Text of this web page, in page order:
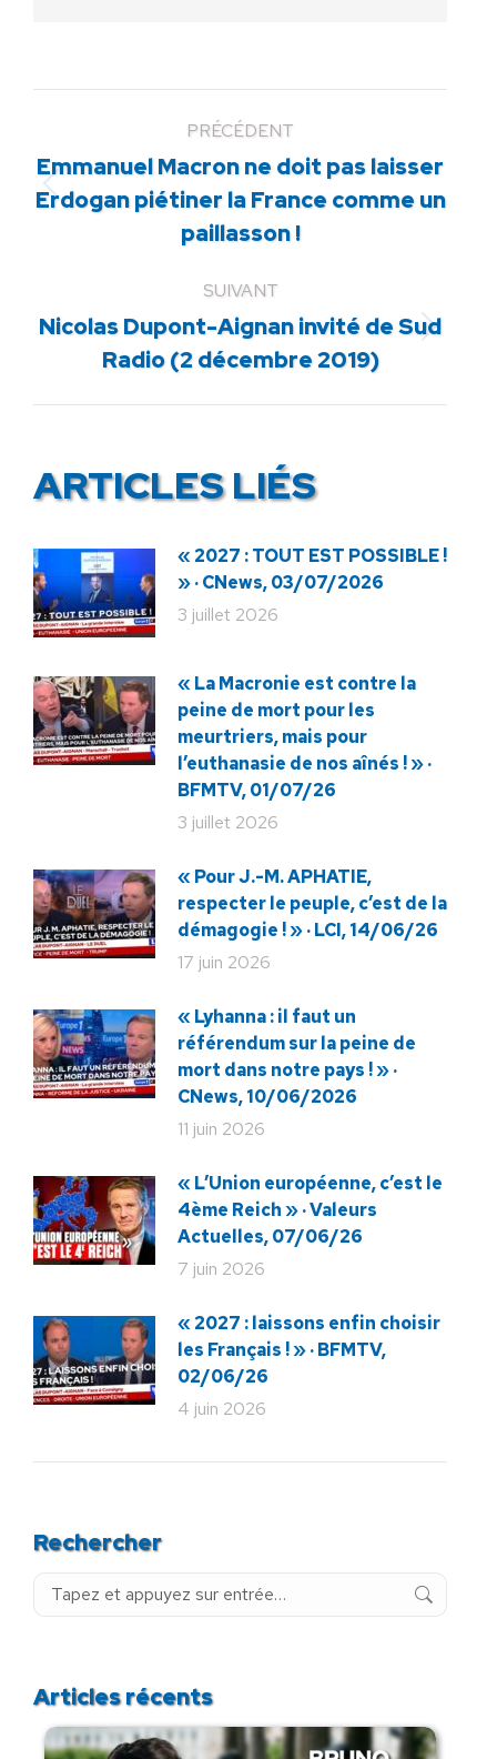
PRÉCÉDENT
Article
précédent
:
Emmanuel Macron ne doit pas laisser
Erdogan piétiner la France comme un
paillasson !
SUIVANT
Article
suivant
Nicolas Dupont-Aignan invité de Sud
Radio (2 décembre 2019)
ARTICLES LIÉS
« 2027 : TOUT EST POSSIBLE !
» · CNews, 03/07/2026
3 juillet 2026
« La Macronie est contre la
peine de mort pour les
meurtriers, mais pour
l’euthanasie de nos aînés ! » ·
BFMTV, 01/07/26
3 juillet 2026
« Pour J.-M. APHATIE,
respecter le peuple, c’est de la
démagogie ! » · LCI, 14/06/26
17 juin 2026
« Lyhanna : il faut un
référendum sur la peine de
mort dans notre pays ! » ·
CNews, 10/06/2026
11 juin 2026
« L’Union européenne, c’est le
4ème Reich » · Valeurs
Actuelles, 07/06/26
7 juin 2026
« 2027 : laissons enfin choisir
les Français ! » · BFMTV,
02/06/26
4 juin 2026
Rechercher
Recherche
Articles récents